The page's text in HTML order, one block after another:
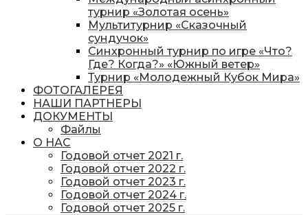
турнир «Золотая осень»
Мультитурнир «Сказочный
сундучок»
Синхронный турнир по игре «Что?
Где? Когда?» «Южный ветер»
Турнир «Молодежный Кубок Мира»
ФОТОГАЛЕРЕЯ
НАШИ ПАРТНЕРЫ
ДОКУМЕНТЫ
Файлы
О НАС
Годовой отчет 2021 г.
Годовой отчет 2022 г.
Годовой отчет 2023 г.
Годовой отчет 2024 г.
Годовой отчет 2025 г.